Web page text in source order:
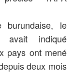
burundaise, le
avait indiqué
pays ont mené
deux mois